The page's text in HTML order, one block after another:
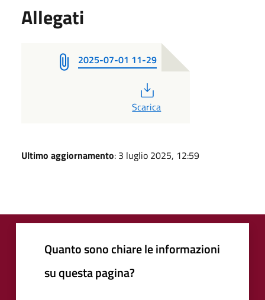
Allegati
2025-07-01 11-29
Scarica
Ultimo aggiornamento: 3 luglio 2025, 12:59
Quanto sono chiare le informazioni
su questa pagina?